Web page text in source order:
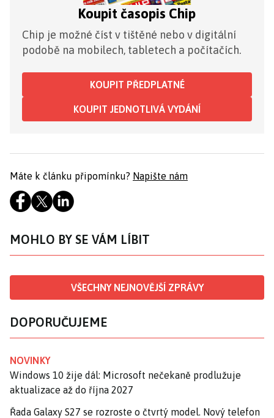
Koupit časopis Chip
Chip je možné číst v tištěné nebo v digitální
podobě na mobilech, tabletech a počítačích.
KOUPIT PŘEDPLATNÉ
KOUPIT JEDNOTLIVÁ VYDÁNÍ
Máte k článku připomínku? Napište nám
MOHLO BY SE VÁM LÍBIT
VŠECHNY NEJNOVĚJŠÍ ZPRÁVY
DOPORUČUJEME
NOVINKY
Windows 10 žije dál: Microsoft nečekaně prodlužuje
aktualizace až do října 2027
Řada Galaxy S27 se rozroste o čtvrtý model. Nový telefon